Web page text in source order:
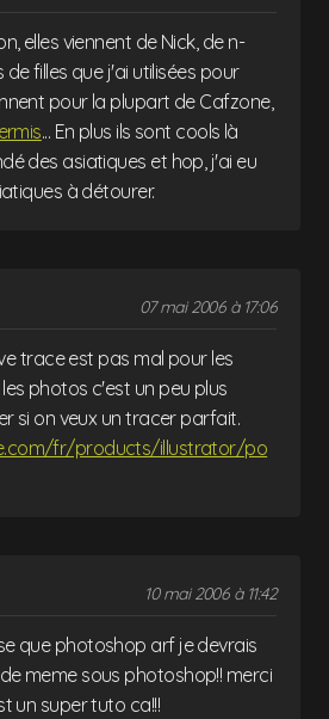
elles viennent de Nick, de n-
filles que j'ai utilisées pour
pour la plupart de Cafzone,
... En plus ils sont cools là
des asiatiques et hop, j'ai eu
à détourer.
07 mai 2006 à 17:06
trace est pas mal pour les
photos c'est un peu plus
si on veux un tracer parfait.
fr/products/illustrator/po
10 mai 2006 à 11:42
que photoshop arf je devrais
meme sous photoshop!! merci
un super tuto ca!!!